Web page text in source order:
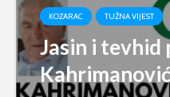
KOZARAC TUŽNA VIJEST
Jasin i tevhid